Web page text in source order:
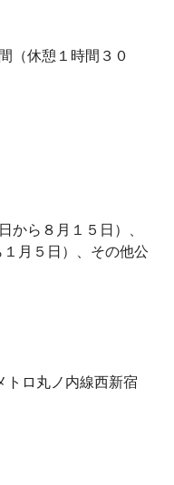
（休憩１時間３０
から８月１５日）、
月５日）、その他公
トロ丸ノ内線西新宿